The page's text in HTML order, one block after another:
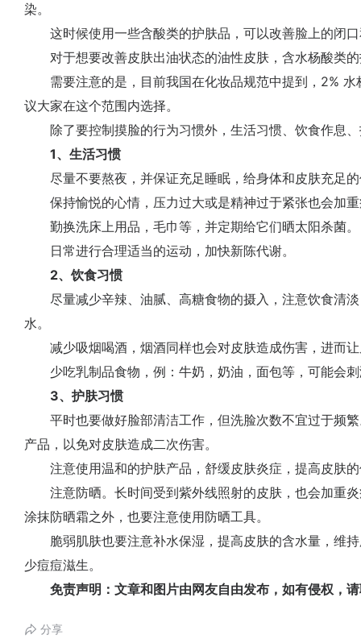
染。
这时候使用一些含酸类的护肤品，可以改善脸上的闭口
对于想要改善皮肤出油状态的油性皮肤，含水杨酸类的
需要注意的是，目前我国在化妆品规范中提到，2% 水
议大家在这个范围内选择。
除了要控制摸脸的行为习惯外，生活习惯、饮食作息、
1、生活习惯
尽量不要熬夜，并保证充足睡眠，给身体和皮肤充足的
保持愉悦的心情，压力过大或是精神过于紧张也会加重
勤换洗床上用品，毛巾等，并定期给它们晒太阳杀菌。
日常进行合理适当的运动，加快新陈代谢。
2、饮食习惯
尽量减少辛辣、油腻、高糖食物的摄入，注意饮食清淡
水。
减少吸烟喝酒，烟酒同样也会对皮肤造成伤害，进而让
少吃乳制品食物，例：牛奶，奶油，面包等，可能会刺
3、护肤习惯
平时也要做好脸部清洁工作，但洗脸次数不宜过于频繁
产品，以免对皮肤造成二次伤害。
注意使用温和的护肤产品，舒缓皮肤炎症，提高皮肤的
注意防晒。长时间受到紫外线照射的皮肤，也会加重炎
涂抹防晒霜之外，也要注意使用防晒工具。
脆弱肌肤也要注意补水保湿，提高皮肤的含水量，维持
少痘痘滋生。
免责声明：文章和图片由网友自由发布，如有侵权，请
分享